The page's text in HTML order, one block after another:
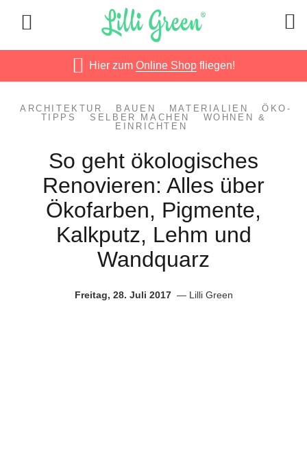
Hier zumOnline Shop fliegen!
ARCHITEKTUR BAUEN MATERIALIEN
ÖKO-
TIPPS
SELBER MACHEN
WOHNEN &
EINRICHTEN
So geht ökologisches
Renovieren: Alles über
Ökofarben, Pigmente,
Kalkputz, Lehm und
Wandquarz
Freitag, 28. Juli 2017 Lilli Green